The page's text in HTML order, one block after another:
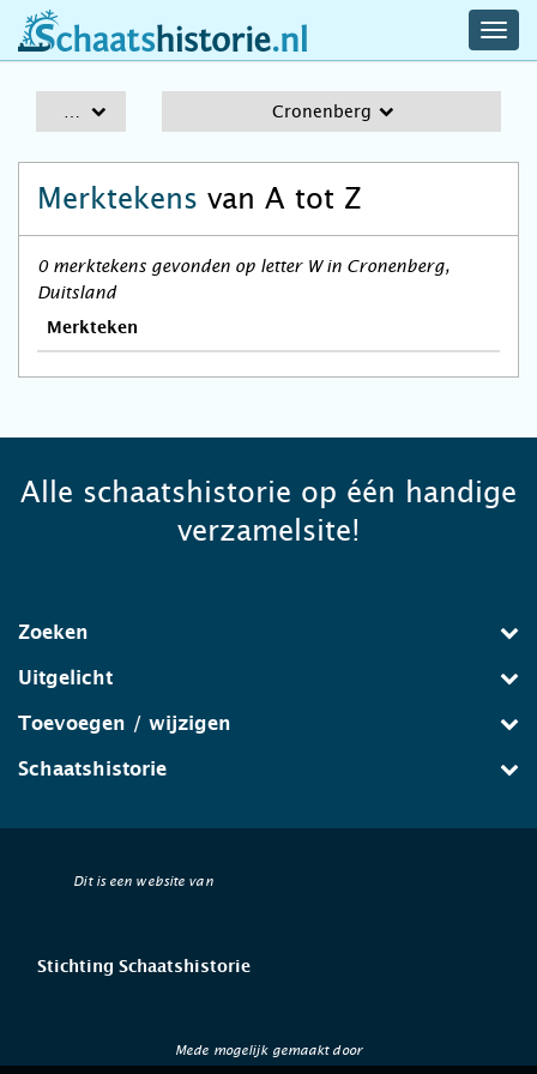
schaatshistorie.nl
Cronenberg
Merktekens van A tot Z
0 merktekens gevonden op letter W in Cronenberg,
Duitsland
Merkteken
Alle schaatshistorie op één handige
verzamelsite!
Zoeken
Uitgelicht
Toevoegen / wijzigen
Schaatshistorie
Dit is een website van
Stichting Schaatshistorie
Mede mogelijk gemaakt door